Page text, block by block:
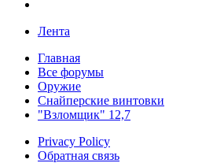
Лента
Главная
Все форумы
Оружие
Снайперские винтовки
"Взломщик" 12,7
Privacy Policy
Обратная связь